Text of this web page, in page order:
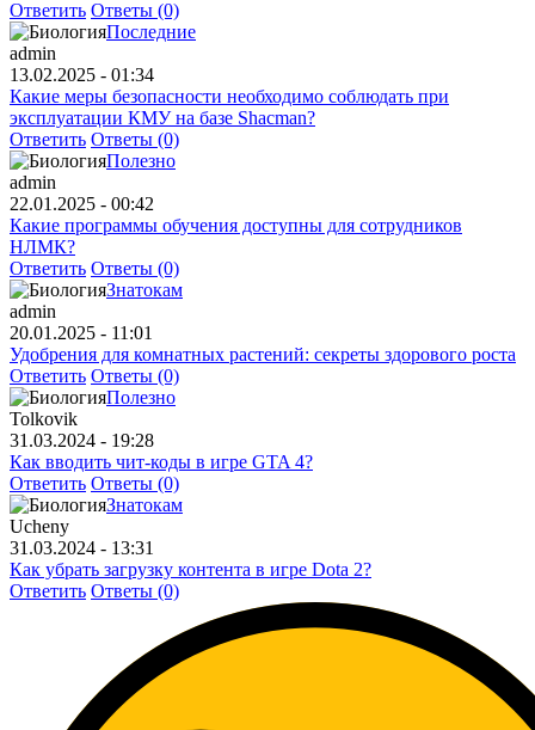
Ответить Ответы (0)
Последние
admin
13.02.2025 - 01:34
Какие меры безопасности необходимо соблюдать при
эксплуатации КМУ на базе Shacman?
Ответить Ответы (0)
Полезно
admin
22.01.2025 - 00:42
Какие программы обучения доступны для сотрудников
НЛМК?
Ответить Ответы (0)
Знатокам
admin
20.01.2025 - 11:01
Удобрения для комнатных растений: секреты здорового роста
Ответить Ответы (0)
Полезно
Tolkovik
31.03.2024 - 19:28
Как вводить чит-коды в игре GTA 4?
Ответить Ответы (0)
Знатокам
Ucheny
31.03.2024 - 13:31
Как убрать загрузку контента в игре Dota 2?
Ответить Ответы (0)